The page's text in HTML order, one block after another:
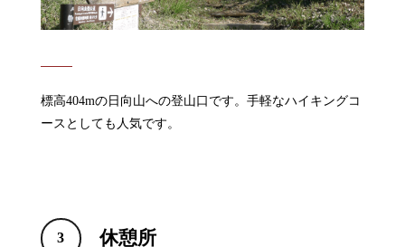
標高404mの日向山への登山口です。手軽なハイキングコ
ースとしても人気です。
3 休憩所